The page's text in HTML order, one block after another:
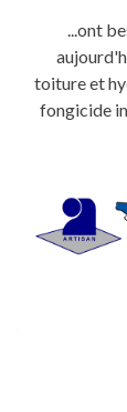
...ont
toiture et
fongicide